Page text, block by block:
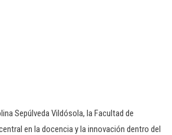
Sepúlveda Vildósola, la Facultad de
en la docencia y la innovación dentro del